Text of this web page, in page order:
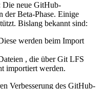
Die neue GitHub-
der Beta-Phase. Einige
Bislang bekannt sind:
werden beim Import
, die über Git LFS
importiert werden.
Verbesserung des GitHub-